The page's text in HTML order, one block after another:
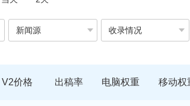
新闻源 收录情况
V2价格 出稿率 电脑权重 移动权